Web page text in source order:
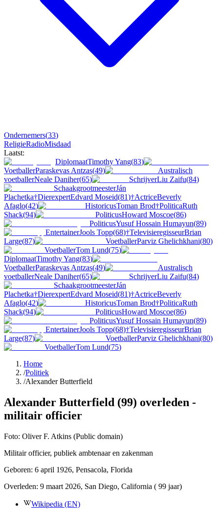
Ondernemers(33)
ReligieRadioMisdaad
Laatst:
DiplomaatTimothy Yang(83)
VoetballerParaskevas Antzas(49)
Australisch
voetballerNeale Daniher(65) SchrijverLiu Zaifu(84)
SchaakgrootmeesterJán
Plachetka†DierexpertEdvard Moseid(81)†ActriceBeverly
Afaglo(42) HistoricusToman Brod†PoliticaRuth
Shack(94) PoliticusHoward Moscoe(86)
PoliticusYusuf Hossain Humayun(89)
EntertainerJools Topp(68)†TelevisieregisseurBrian
Large(87) VoetballerParviz Ghelichkhani(80)
VoetballerTom Lund(75)
DiplomaatTimothy Yang(83)
VoetballerParaskevas Antzas(49)
Australisch
voetballerNeale Daniher(65) SchrijverLiu Zaifu(84)
SchaakgrootmeesterJán
Plachetka†DierexpertEdvard Moseid(81)†ActriceBeverly
Afaglo(42) HistoricusToman Brod†PoliticaRuth
Shack(94) PoliticusHoward Moscoe(86)
PoliticusYusuf Hossain Humayun(89)
EntertainerJools Topp(68)†TelevisieregisseurBrian
Large(87) VoetballerParviz Ghelichkhani(80)
VoetballerTom Lund(75)
Home
/Politiek
/Alexander Butterfield
Alexander Butterfield (99) overleden -
militair officier
Foto: Oliver F. Atkins (Public domain)
Militair officier, publiek ambtenaar en zakenman
Geboren: 6 april 1926, Pensacola, Florida
Overleden: 9 maart 2026, San Diego, California ( 99 jaar)
Wikipedia (EN)